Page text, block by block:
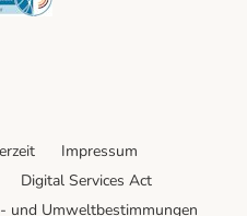
Impressum
Digital Services Act
und Umweltbestimmungen